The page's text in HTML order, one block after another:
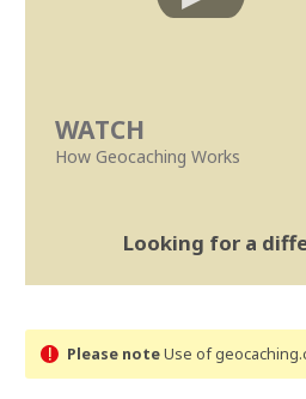
WATCH
How Geocaching Works
Looking for a
Please noteUse of